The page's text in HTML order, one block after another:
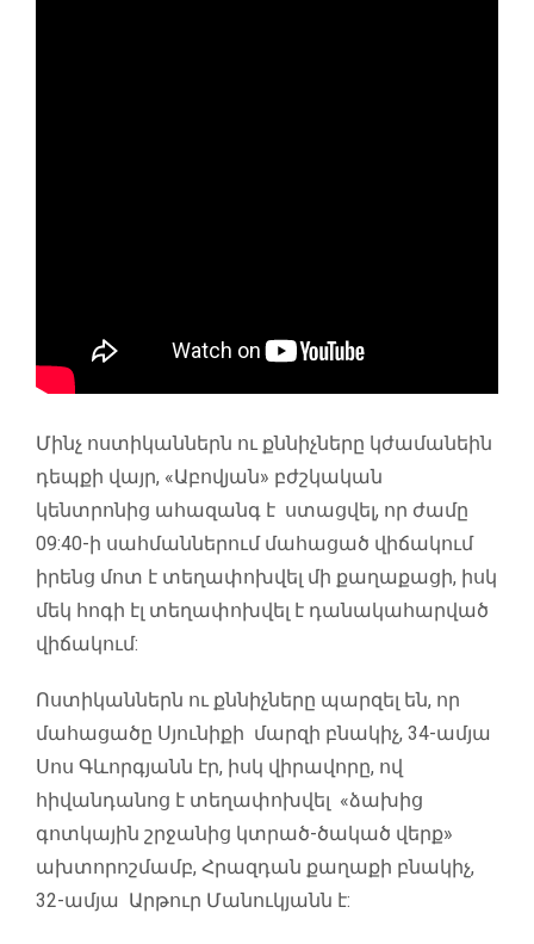
Մինչ ոստիկաններն ու քննիչները կժամանեին
դեպքի վայր, «Աբովյան» բժշկական
կենտրոնից ահազանգ է ստացվել, որ ժամը
09:40-ի սահմաններում մահացած վիճակում
իրենց մոտ է տեղափոխվել մի քաղաքացի, իսկ
մեկ հոգի էլ տեղափոխվել է դանակահարված
վիճակում:
Ոստիկաններն ու քննիչները պարզել են, որ
մահացածը Սյունիքի մարզի բնակիչ, 34-ամյա
Սոս Գևորգյանն էր, իսկ վիրավորը, ով
հիվանդանոց է տեղափոխվել «ձախից
գոտկային շրջանից կտրած-ծակած վերք»
ախտորոշմամբ, Հրազդան քաղաքի բնակիչ,
32-ամյա Արթուր Մանուկյանն է: